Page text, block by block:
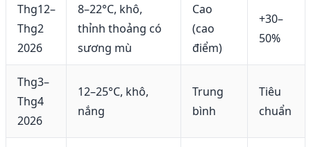
Thg12–
Thg2
2026
8–22°C, khô,
thỉnh thoảng có
sương mù
Cao
(cao
điểm)
+30–
50%
Thg3–
Thg4
2026
12–25°C, khô,
nắng
Trung
bình
Tiêu
chuẩn